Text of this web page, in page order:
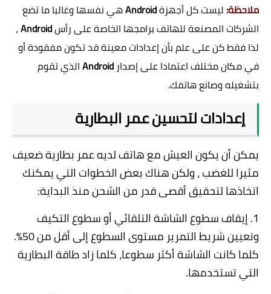
ملاحظة: ليست كل أجهزةAndroidهي نفسها وغالبا ما تضع
الشركات المصنعة للهاتف برامجها الخاصة على رأسAndroid،
لذا فقط كن على علم بأن إعدادات معينة قد تكون مفقودة أو
في مكان مختلف اعتمادا على إصدار Androidالذي تقوم
بتشغيله وصانع هاتفك.
إعدادات لتحسين عمر البطارية
يمكن أن يكون العيش مع هاتف لديه عمر بطارية ضعيف
مثيرا للغضب ، ولكن هناك بعض الخطوات التي يمكنك
اتخاذها لتحقيق أقصى قدر من الشحن منذ البداية:
1. إيقاف سطوع الشاشة التلقائي أو سطوع التكيف
وتعيين شريط التمرير مستوى السطوع إلى أقل من 50٪.
كلما كانت الشاشة أكثر سطوعا، كلما زاد طاقة البطارية
التي تستخدمها.